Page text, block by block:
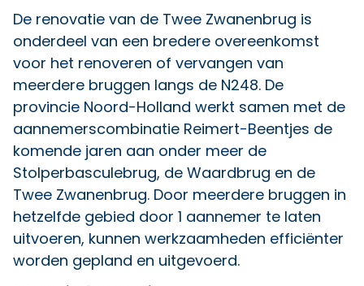
De renovatie van de Twee Zwanenbrug is
onderdeel van een bredere overeenkomst
voor het renoveren of vervangen van
meerdere bruggen langs de N248. De
provincie Noord-Holland werkt samen met de
aannemerscombinatie Reimert-Beentjes de
komende jaren aan onder meer de
Stolperbasculebrug, de Waardbrug en de
Twee Zwanenbrug. Door meerdere bruggen in
hetzelfde gebied door 1 aannemer te laten
uitvoeren, kunnen werkzaamheden efficiënter
worden gepland en uitgevoerd.